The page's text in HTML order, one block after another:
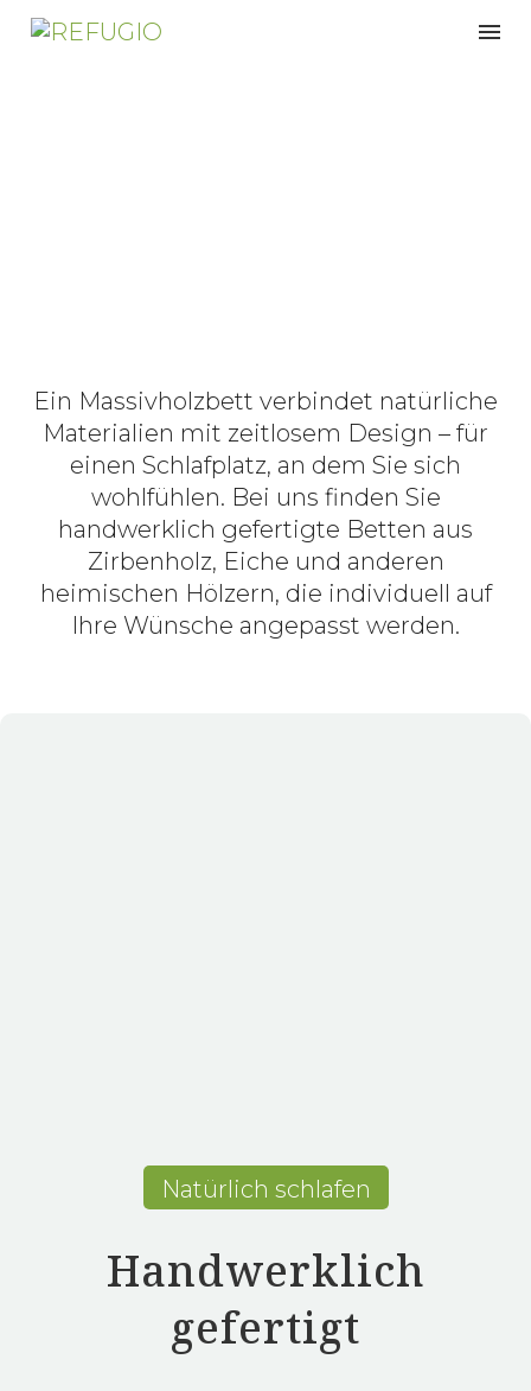
Ein Massivholzbett verbindet natürliche
Materialien mit zeitlosem Design – für
einen Schlafplatz, an dem Sie sich
wohlfühlen. Bei uns finden Sie
handwerklich gefertigte Betten aus
Zirbenholz, Eiche und anderen
heimischen Hölzern, die individuell auf
Ihre Wünsche angepasst werden.
Natürlich schlafen
Handwerklich
gefertigt